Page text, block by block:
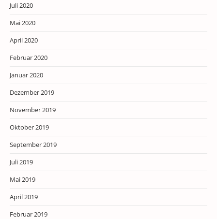
Juli 2020
Mai 2020
April 2020
Februar 2020
Januar 2020
Dezember 2019
November 2019
Oktober 2019
September 2019
Juli 2019
Mai 2019
April 2019
Februar 2019